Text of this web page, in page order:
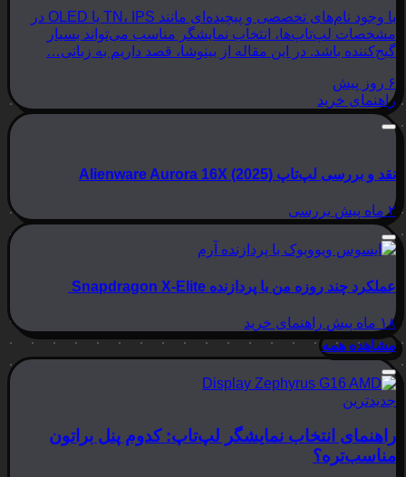
با وجود نام‌های تخصصی و پیچیده‌ای مانند TN، IPS یا OLED در
مشخصات لپ‌تاپ‌ها، انتخاب نمایشگر مناسب می‌تواند بسیار
گیج‌کننده باشد. در این مقاله از بینوشا، قصد داریم به زبانی…
۶ روز پیش
راهنمای خرید
نقد و بررسی لپ‌تاپ Alienware Aurora 16X (2025)
۲ ماه پیش بررسی
عملکرد چند روزه من با پردازنده Snapdragon X-Elite
۱۸ ماه پیش
راهنمای خرید
مشاهده همه
جدیدترین
راهنمای انتخاب نمایشگر لپ‌تاپ: کدوم پنل براتون
مناسب‌تره؟